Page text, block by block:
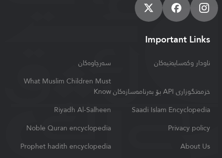
Important Links
ناودار وكه‌سایه‌تیه‌كان سەرچاوەکان
خزمه‌تگوزاری API بۆ به‌رنامه‌سازه‌كان
What Muslim Children Must
Know
Saadi Islam Encyclopedia
Riyadh Al-Salheen
Privacy policy
Noble Quran encyclopedia
About Us
Prophet hadith encyclopedia